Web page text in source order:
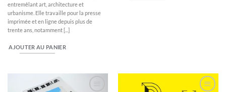
entremêlant art, architecture et
urbanisme. Elle travaille pour la presse
imprimée et en ligne depuis plus de
trente ans, notamment [...]
AJOUTER AU PANIER